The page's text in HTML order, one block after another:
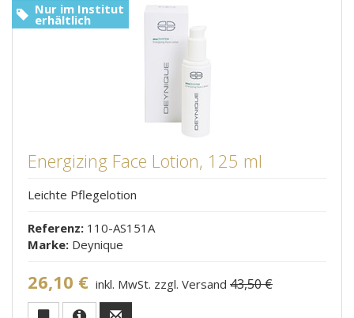
Energizing Face Lotion, 125 ml
Leichte Pflegelotion
Referenz: 110-AS151A
Marke: Deynique
26,10 € inkl. MwSt. zzgl. Versand 43,50 €
Nur im Institut
erhältlich